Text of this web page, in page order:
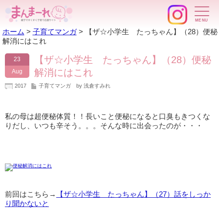
ホーム > 子育てマンガ>
【ザ☆小学生 たっちゃん】（28）便秘
解消にはこれ
23
Aug
【ザ☆小学生 たっちゃん】（28）便秘
解消にはこれ
2017 子育てマンガ by 浅倉すみれ
私の母は超便秘体質！！長いこと便秘になると口臭もきつくな
りだし、いつも辛そう。。。そんな時に出会ったのが・・・
前回はこちら→
【ザ☆小学生 たっちゃん】（27）話をしっか
り聞かないと